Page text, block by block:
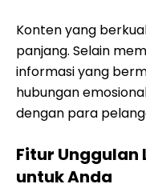
Konten yang
panjang. Selain
informasi yang
hubungan
dengan para
Fitur Unggulan
untuk Anda